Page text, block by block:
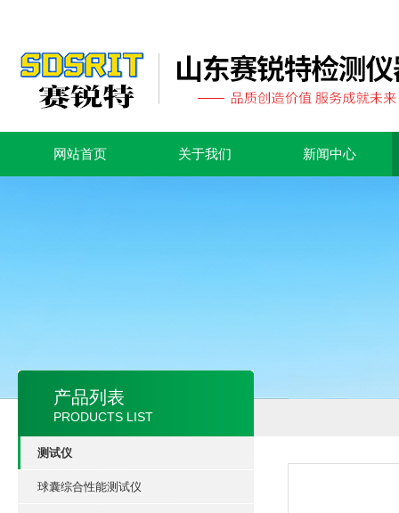
网站首页 关于我们 新闻中心
产品列表
PRODUCTS LIST
测试仪
球囊综合性能测试仪